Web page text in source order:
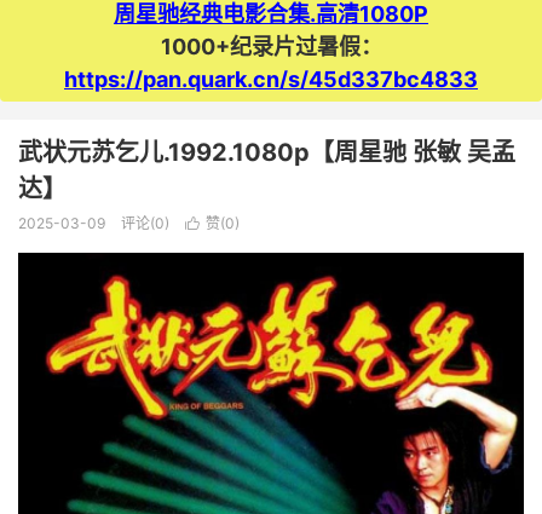
周星驰经典电影合集.高清1080P
1000+纪录片过暑假：
https://pan.quark.cn/s/45d337bc4833
武状元苏乞儿.1992.1080p【周星驰 张敏 吴孟
达】
2025-03-09 评论(0)  赞(0)